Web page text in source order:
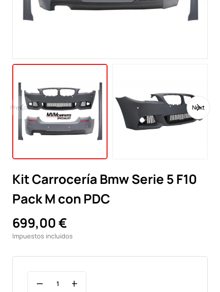
Previous Next
Kit Carrocería Bmw Serie 5 F10
Pack M con PDC
699,00 €
Impuestos incluidos